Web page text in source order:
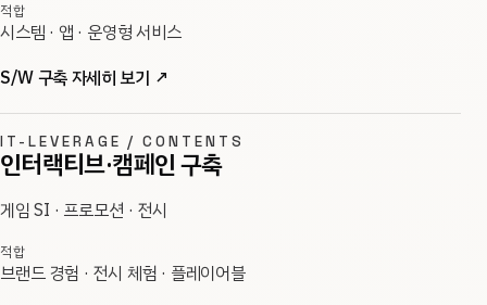
적합
시스템 · 앱 · 운영형 서비스
S/W 구축 자세히 보기 ↗
IT-LEVERAGE / CONTENTS
인터랙티브·캠페인 구축
게임 SI · 프로모션 · 전시
적합
브랜드 경험 · 전시 체험 · 플레이어블